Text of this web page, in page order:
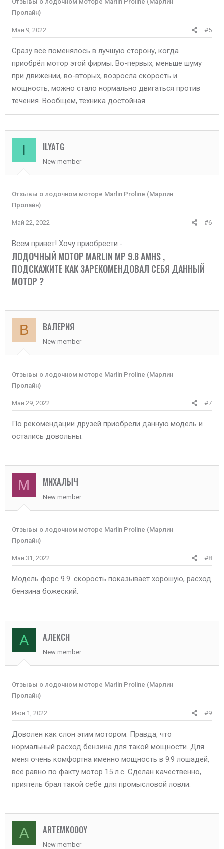
Пролайн)
Май 9, 2022 #5
Сразу всё поменялось в лучшую сторону, когда
приобрёл мотор этой фирмы. Во-первых, меньше шуму
при движении, во-вторых, возросла скорость и
мощность, можно стало нормально двигаться против
течения. Вообщем, техника достойная.
I ILYATG
New member
Отзывы о лодочном моторе Marlin Proline (Марлин
Пролайн)
Май 22, 2022 #6
Всем привет! Хочу приобрести -
ЛОДОЧНЫЙ МОТОР MARLIN MP 9.8 AMHS ,
ПОДСКАЖИТЕ КАК ЗАРЕКОМЕНДОВАЛ СЕБЯ ДАННЫЙ
МОТОР ?​
В ВАЛЕРИЯ
New member
Отзывы о лодочном моторе Marlin Proline (Марлин
Пролайн)
Май 29, 2022 #7
По рекомендации друзей приобрели данную модель и
остались довольны.
М МИХАЛЫЧ
New member
Отзывы о лодочном моторе Marlin Proline (Марлин
Пролайн)
Май 31, 2022 #8
Модель форс 9.9. скорость показывает хорошую, расход
бензина божеский.
А АЛЕКСН
New member
Отзывы о лодочном моторе Marlin Proline (Марлин
Пролайн)
Июн 1, 2022 #9
Доволен как слон этим мотором. Правда, что
нормальный расход бензина для такой мощности. Для
меня очень комфортна именно мощность в 9.9 лошадей,
всё равно по факту мотор 15 л.с. Сделан качественно,
приятель брал такой себе для промысловой ловли.
A ARTEMKOOOY
New member